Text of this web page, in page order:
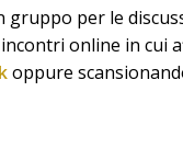
per le
online in cui
oppure